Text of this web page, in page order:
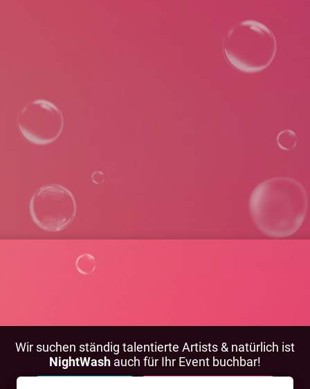
Wir suchen ständig talentierte Artists & natürlich ist
NightWash auch für Ihr Event buchbar!